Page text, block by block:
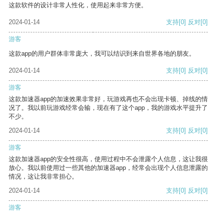
这款软件的设计非常人性化，使用起来非常方便。
2024-01-14 支持[0] 反对[0]
游客
这款app的用户群体非常庞大，我可以结识到来自世界各地的朋友。
2024-01-14 支持[0] 反对[0]
游客
这款加速器app的加速效果非常好，玩游戏再也不会出现卡顿、掉线的情
况了。我以前玩游戏经常会输，现在有了这个app，我的游戏水平提升了
不少。
2024-01-14
支持[0] 反对[0]
游客
这款加速器app的安全性很高，使用过程中不会泄露个人信息，这让我很
放心。我以前使用过一些其他的加速器app，经常会出现个人信息泄露的
情况，这让我非常担心。
2024-01-14
支持[0] 反对[0]
游客